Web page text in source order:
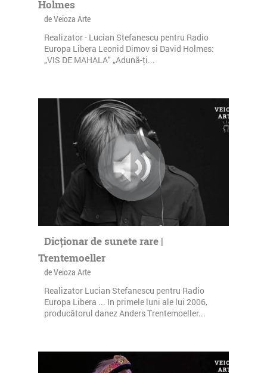
Holmes
de Veioza Arte
Realizator - Lucian Stefanescu pentru Radio
Europa Libera Leonid Dimov si David Holmes:
„VIS DE MAHALA" „Adunã-ţi...
Dicționar de sunete rare |
Trentemoeller
de Veioza Arte
Realizator Lucian Stefanescu pentru Radio
Europa Libera ... In primele luni ale lui 2006,
producătorul danez Anders Trentemoeller...